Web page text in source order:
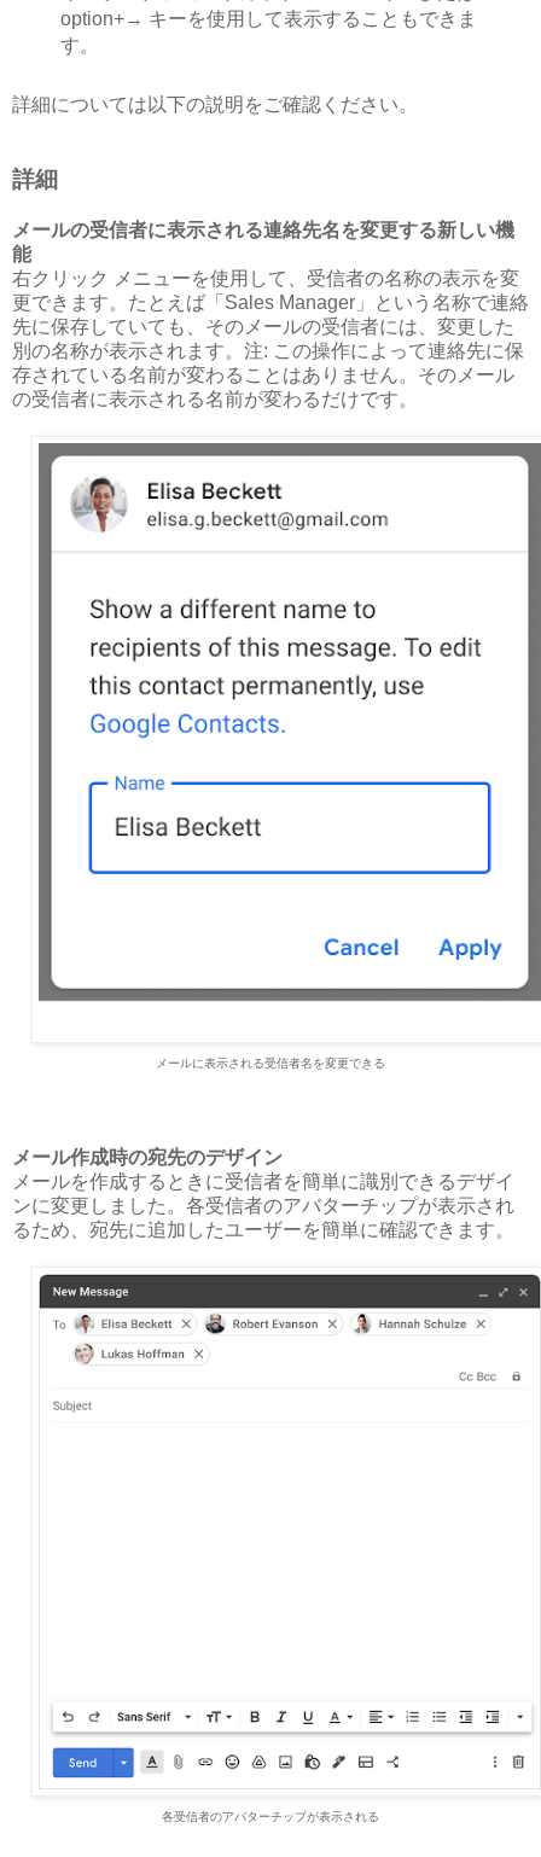
option+→ キーを使用して表示することもできま
す。
詳細については以下の説明をご確認ください。
詳細
メールの受信者に表示される連絡先名を変更する新しい機
能
右クリック メニューを使用して、受信者の名称の表示を変
更できます。たとえば「Sales Manager」という名称で連絡
先に保存していても、そのメールの受信者には、変更した
別の名称が表示されます。注: この操作によって連絡先に保
存されている名前が変わることはありません。そのメール
の受信者に表示される名前が変わるだけです。
メールに表示される受信者名を変更できる
メール作成時の宛先のデザイン
メールを作成するときに受信者を簡単に識別できるデザイ
ンに変更しました。各受信者のアバターチップが表示され
るため、宛先に追加したユーザーを簡単に確認できます。
各受信者のアバターチップが表示される